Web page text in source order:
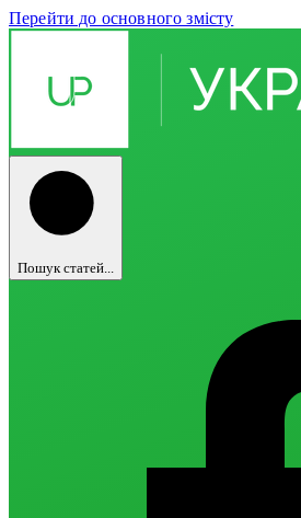
Перейти до основного змісту
Пошук статей...